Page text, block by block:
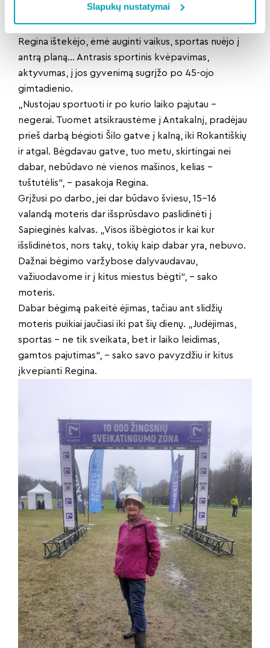
Slapukų nustatymai
labai trūko specialistų.
Po 45-erių – antrasis kvėpavimas
Regina ištekėjo, ėmė auginti vaikus, sportas nuėjo į
antrą planą… Antrasis sportinis kvėpavimas,
aktyvumas, į jos gyvenimą sugrįžo po 45-ojo
gimtadienio.
„Nustojau sportuoti ir po kurio laiko pajutau –
negerai. Tuomet atsikraustėme į Antakalnį, pradėjau
prieš darbą bėgioti Šilo gatve į kalną, iki Rokantiškių
ir atgal. Bėgdavau gatve, tuo metu, skirtingai nei
dabar, nebūdavo nė vienos mašinos, kelias –
tuštutėlis“, – pasakoja Regina.
Grįžusi po darbo, jei dar būdavo šviesu, 15-16
valandą moteris dar išsprūsdavo paslidinėti į
Sapieginės kalvas. „Visos išbėgiotos ir kai kur
išslidinėtos, nors takų, tokių kaip dabar yra, nebuvo.
Dažnai bėgimo varžybose dalyvaudavau,
važiuodavome ir į kitus miestus bėgti“, – sako
moteris.
Dabar bėgimą pakeitė ėjimas, tačiau ant slidžių
moteris puikiai jaučiasi iki pat šių dienų. „Judėjimas,
sportas – ne tik sveikata, bet ir laiko leidimas,
gamtos pajutimas“, – sako savo pavyzdžiu ir kitus
įkvepianti Regina.